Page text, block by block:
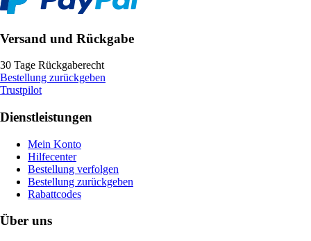
Versand und Rückgabe
30 Tage Rückgaberecht
Bestellung zurückgeben
Trustpilot
Dienstleistungen
Mein Konto
Hilfecenter
Bestellung verfolgen
Bestellung zurückgeben
Rabattcodes
Über uns